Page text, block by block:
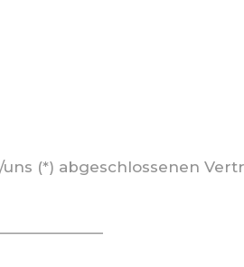
(*) abgeschlossenen